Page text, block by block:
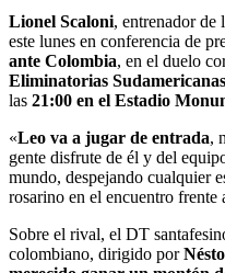
Lionel Scaloni, entrenador de
este lunes en conferencia de
ante Colombia, en el duelo
Eliminatorias Sudamericanas
las 21:00 en el Estadio
«Leo va a jugar de entrada,
gente disfrute de él y del
mundo, despejando cualquier
rosarino en el encuentro frente
Sobre el rival, el DT
colombiano, dirigido por